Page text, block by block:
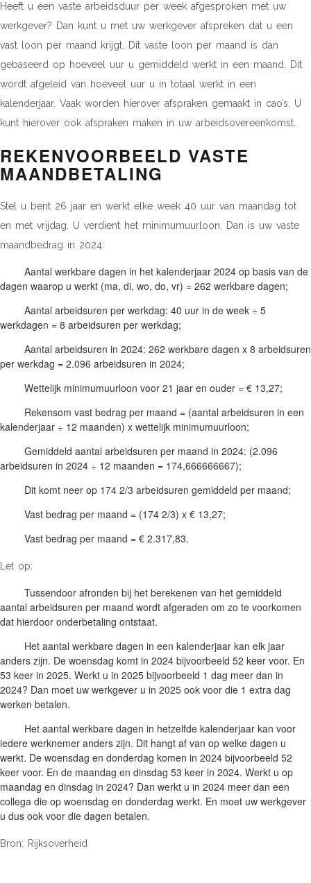
Heeft u een vaste arbeidsduur per week afgesproken met uw
werkgever? Dan kunt u met uw werkgever afspreken dat u een
vast loon per maand krijgt. Dit vaste loon per maand is dan
gebaseerd op hoeveel uur u gemiddeld werkt in een maand. Dit
wordt afgeleid van hoeveel uur u in totaal werkt in een
kalenderjaar. Vaak worden hierover afspraken gemaakt in cao’s. U
kunt hierover ook afspraken maken in uw arbeidsovereenkomst.
REKENVOORBEELD VASTE
MAANDBETALING
Stel u bent 26 jaar en werkt elke week 40 uur van maandag tot
en met vrijdag. U verdient het minimumuurloon. Dan is uw vaste
maandbedrag in 2024:
Aantal werkbare dagen in het kalenderjaar 2024 op basis van de
dagen waarop u werkt (ma, di, wo, do, vr) = 262 werkbare dagen;
Aantal arbeidsuren per werkdag: 40 uur in de week ÷ 5
werkdagen = 8 arbeidsuren per werkdag;
Aantal arbeidsuren in 2024: 262 werkbare dagen x 8 arbeidsuren
per werkdag = 2.096 arbeidsuren in 2024;
Wettelijk minimumuurloon voor 21 jaar en ouder = € 13,27;
Rekensom vast bedrag per maand = (aantal arbeidsuren in een
kalenderjaar ÷ 12 maanden) x wettelijk minimumuurloon;
Gemiddeld aantal arbeidsuren per maand in 2024: (2.096
arbeidsuren in 2024 ÷ 12 maanden = 174,666666667);
Dit komt neer op 174 2/3 arbeidsuren gemiddeld per maand;
Vast bedrag per maand = (174 2/3) x € 13,27;
Vast bedrag per maand = € 2.317,83.
Let op:
Tussendoor afronden bij het berekenen van het gemiddeld
aantal arbeidsuren per maand wordt afgeraden om zo te voorkomen
dat hierdoor onderbetaling ontstaat.
Het aantal werkbare dagen in een kalenderjaar kan elk jaar
anders zijn. De woensdag komt in 2024 bijvoorbeeld 52 keer voor. En
53 keer in 2025. Werkt u in 2025 bijvoorbeeld 1 dag meer dan in
2024? Dan moet uw werkgever u in 2025 ook voor die 1 extra dag
werken betalen.
Het aantal werkbare dagen in hetzelfde kalenderjaar kan voor
iedere werknemer anders zijn. Dit hangt af van op welke dagen u
werkt. De woensdag en donderdag komen in 2024 bijvoorbeeld 52
keer voor. En de maandag en dinsdag 53 keer in 2024. Werkt u op
maandag en dinsdag in 2024? Dan werkt u in 2024 meer dan een
collega die op woensdag en donderdag werkt. En moet uw werkgever
u dus ook voor die dagen betalen.
Bron: Rijksoverheid